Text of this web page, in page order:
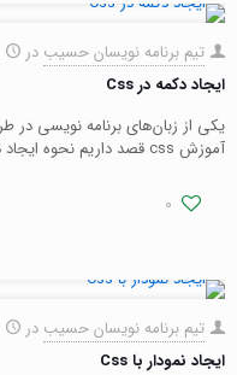
تیم برنامه نویسان حسیب در
ایجاد دکمه در Css
آموزش css قصد داریم نحوه ایجاد دکمه در css را برای شما
0
تیم برنامه نویسان حسیب در
ایجاد نمودار با Css